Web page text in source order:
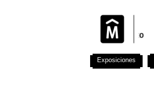
Exposiciones